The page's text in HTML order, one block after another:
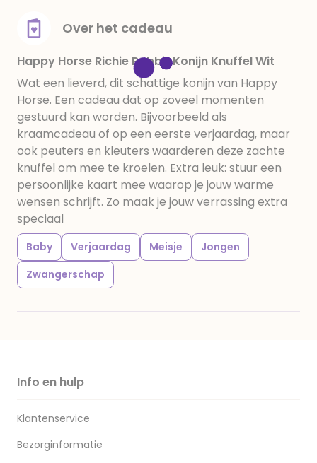
Over het cadeau
Happy Horse Richie Rabbit Konijn Knuffel Wit
Wat een lieverd, dit schattige konijn van Happy
Horse. Een cadeau dat op zoveel momenten
gestuurd kan worden. Bijvoorbeeld als
kraamcadeau of op een eerste verjaardag, maar
ook peuters en kleuters waarderen deze zachte
knuffel om mee te kroelen. Extra leuk: stuur een
persoonlijke kaart mee waarop je jouw warme
wensen schrijft. Zo maak je jouw verrassing extra
speciaal
Baby Verjaardag Meisje
Jongen
Zwangerschap
Info en hulp
Klantenservice
Bezorginformatie